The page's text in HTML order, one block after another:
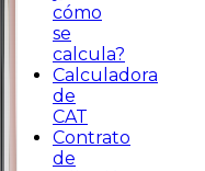
cómo
se
calcula?
Calculadora
de
CAT
Contrato
de